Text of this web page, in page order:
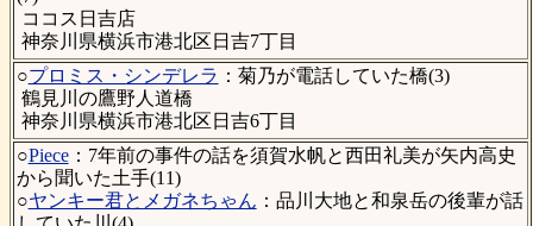
ココス日吉店
神奈川県横浜市港北区日吉7丁目
○プロミス・シンデレラ ：菊乃が電話していた橋(3)
鶴見川の鷹野人道橋
神奈川県横浜市港北区日吉6丁目
○Piece：7年前の事件の話を須賀水帆と西田礼美が矢内高史
から聞いた土手(11)
○ヤンキー君とメガネちゃん ：品川大地と和泉岳の後輩が話